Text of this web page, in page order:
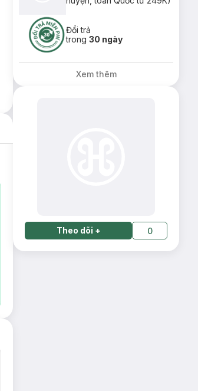
Đổi trả
trong30 ngày
Xem thêm
Theo dõi + 0